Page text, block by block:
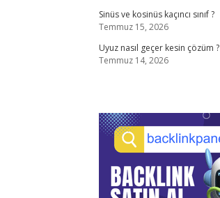
Sinüs ve kosinüs kaçıncı sınıf ?
Temmuz 15, 2026
Uyuz nasıl geçer kesin çözüm ?
Temmuz 14, 2026